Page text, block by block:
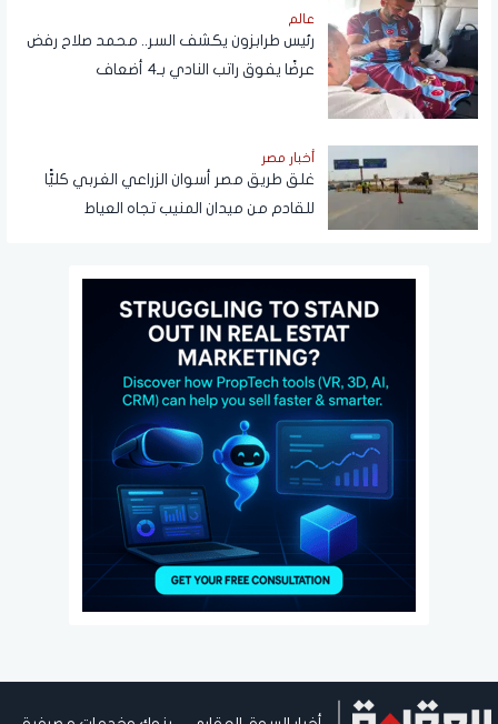
عالم
رئيس طرابزون يكشف السر.. محمد صلاح رفض
عرضًا يفوق راتب النادي بـ4 أضعاف
أخبار مصر
غلق طريق مصر أسوان الزراعي الغربي كليًّا
للقادم من ميدان المنيب تجاه العياط